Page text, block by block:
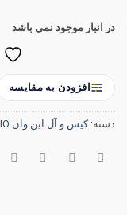
در انبار موجود نمی باشد
افزودن به مقایسه
دسته:کیس و آل این وان AIO